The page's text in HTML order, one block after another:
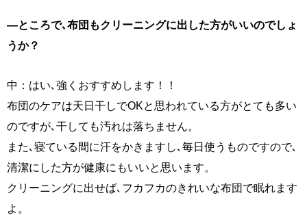
―ところで､布団もクリーニングに出した方がいいのでしょ
うか？
中：はい､強くおすすめします！！
布団のケアは天日干しでOKと思われている方がとても多い
のですが､干しても汚れは落ちません。
また､寝ている間に汗をかきますし､毎日使うものですので､
清潔にした方が健康にもいいと思います。
クリーニングに出せば､フカフカのきれいな布団で眠れます
よ。